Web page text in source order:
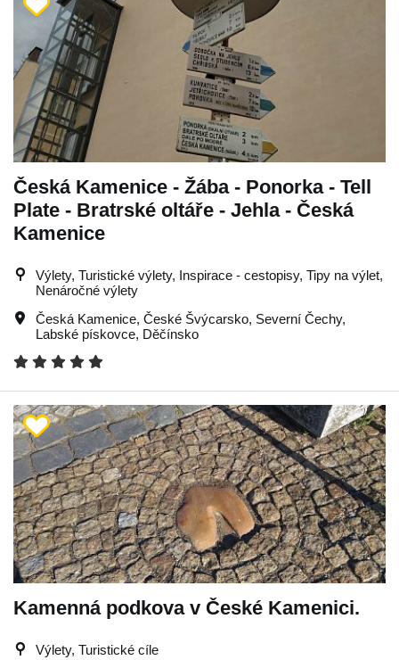
Česká Kamenice - Žába - Ponorka - Tell
Plate - Bratrské oltáře - Jehla - Česká
Kamenice
Výlety, Turistické výlety, Inspirace - cestopisy, Tipy na výlet,
Nenáročné výlety
Česká Kamenice, České Švýcarsko, Severní Čechy,
Labské pískovce, Děčínsko
Kamenná podkova v České Kamenici.
Výlety, Turistické cíle